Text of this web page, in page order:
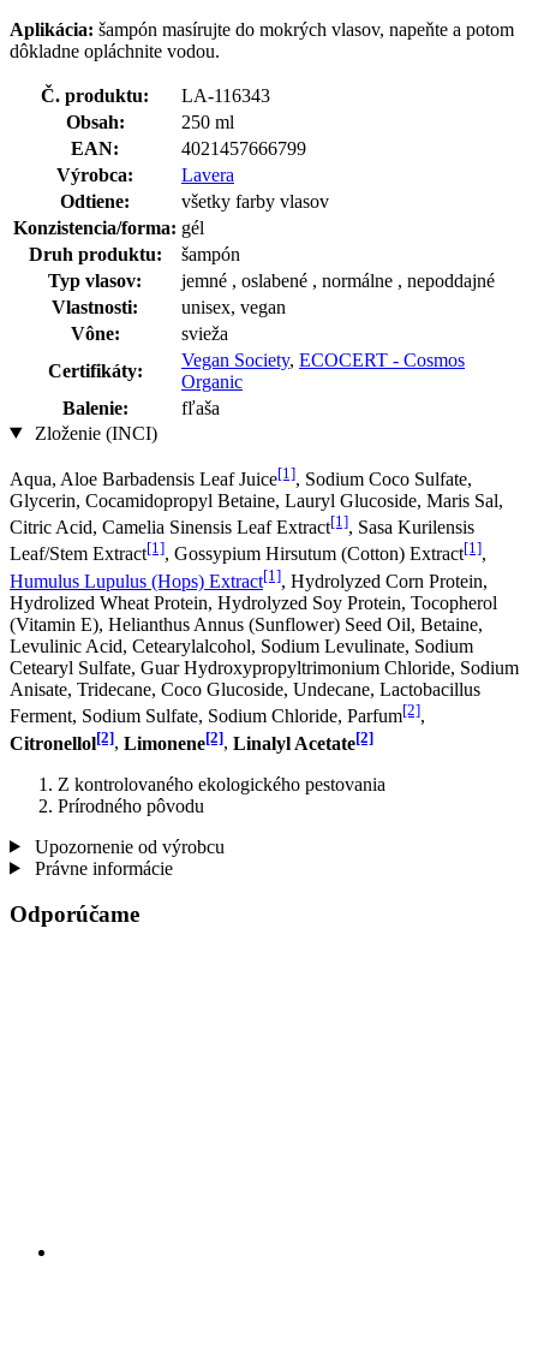
Aplikácia: šampón masírujte do mokrých vlasov, napeňte a potom
dôkladne opláchnite vodou.
Č. produktu:
LA-116343
Obsah:
250 ml
EAN:
4021457666799
Výrobca:
Lavera
Odtiene:
všetky farby vlasov
Konzistencia/forma: gél
Druh produktu:
šampón
Typ vlasov:
jemné , oslabené , normálne , nepoddajné
Vlastnosti:
unisex, vegan
Vône:
svieža
Certifikáty:
Vegan Society, ECOCERT - Cosmos
Organic
Balenie:
fľaša
Zloženie (INCI)
Aqua, Aloe Barbadensis Leaf Juice[1], Sodium Coco­ Sulfate,
Glycerin, Cocamidopropyl Betaine, Lauryl Glucoside, Maris Sal,
Citric Acid, Camelia Sinensis Leaf Extract[1], Sasa Kurilensis
Leaf/Stem Extract[1], Gossypium Hirsutum (Cotton) Extract[1],
Humulus Lupulus (Hops) Extract[1], Hydrolyzed Corn Protein,
Hydrolized Wheat Protein, Hydrolyzed Soy Protein, Tocopherol
(Vitamin E), Helianthus Annus (Sunflower) Seed Oil, Betaine,
Levulinic Acid, Cetearylalcohol, Sodium Levulinate, Sodium
Cetearyl Sulfate, Guar Hydroxypropyltrimonium Chloride, Sodium
Anisate, Tridecane, Coco Glucoside, Undecane, Lactobacillus
Ferment, Sodium Sulfate, Sodium Chloride, Parfum[2],
Citronellol[2], Limonene[2], Linalyl Acetate[2]
Z kontrolovaného ekologického pestovania
Prírodného pôvodu
Upozornenie od výrobcu
Právne informácie
Odporúčame